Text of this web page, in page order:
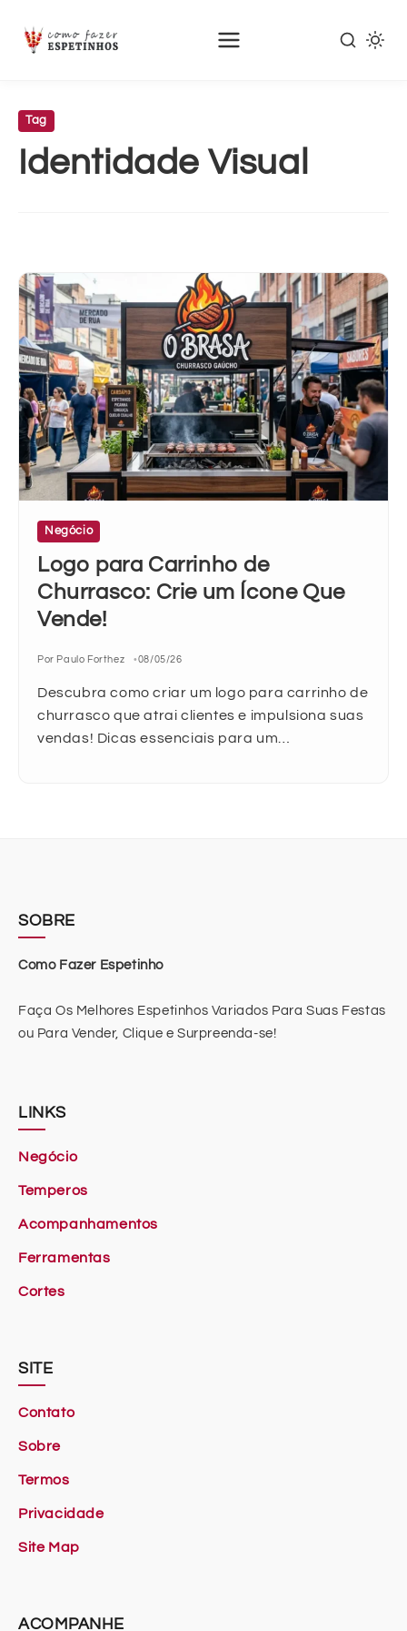
para
conteúdo
Tag
Identidade Visual
Negócio
Logo para Carrinho de
Churrasco: Crie um Ícone Que
Vende!
Por Paulo Forthez 08/05/26
Descubra como criar um logo para carrinho de
churrasco que atrai clientes e impulsiona suas
vendas! Dicas essenciais para um…
SOBRE
Como Fazer Espetinho
Faça Os Melhores Espetinhos Variados Para Suas Festas
ou Para Vender, Clique e Surpreenda-se!
LINKS
Negócio
Temperos
Acompanhamentos
Ferramentas
Cortes
SITE
Contato
Sobre
Termos
Privacidade
Site Map
ACOMPANHE